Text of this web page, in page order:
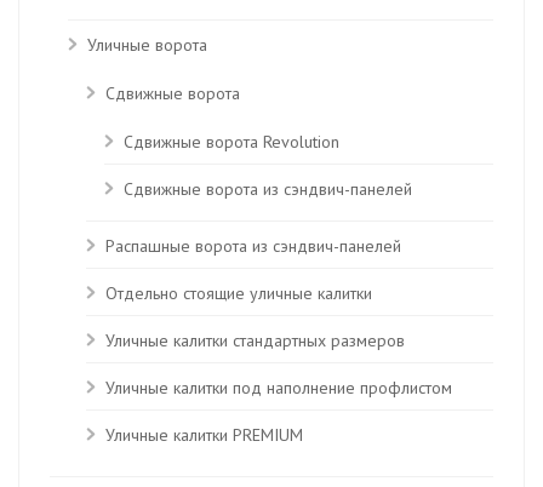
Уличные ворота
Сдвижные ворота
Сдвижные ворота Revolution
Сдвижные ворота из сэндвич-панелей
Распашные ворота из сэндвич-панелей
Отдельно стоящие уличные калитки
Уличные калитки стандартных размеров
Уличные калитки под наполнение профлистом
Уличные калитки PREMIUM